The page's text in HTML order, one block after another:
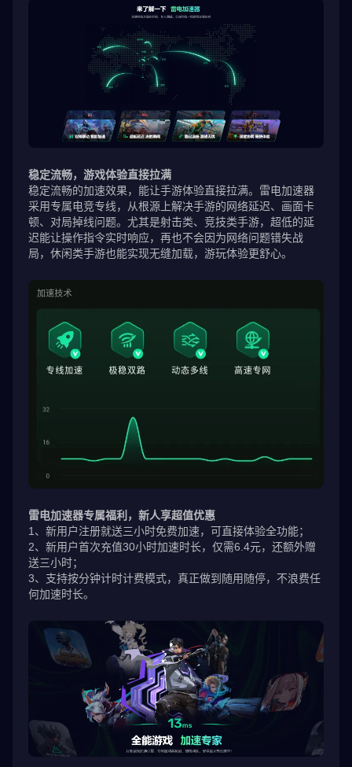
稳定流畅，游戏体验直接拉满
稳定流畅的加速效果，能让手游体验直接拉满。雷电加速器
采用专属电竞专线，从根源上解决手游的网络延迟、画面卡
顿、对局掉线问题。尤其是射击类、竞技类手游，超低的延
迟能让操作指令实时响应，再也不会因为网络问题错失战
局，休闲类手游也能实现无缝加载，游玩体验更舒心。
雷电加速器专属福利，新人享超值优惠
1、新用户注册就送三小时免费加速，可直接体验全功能；
2、新用户首次充值30小时加速时长，仅需6.4元，还额外赠
送三小时；
3、支持按分钟计时计费模式，真正做到随用随停，不浪费任
何加速时长。